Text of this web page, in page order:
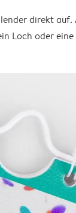
direkt auf.
Loch oder